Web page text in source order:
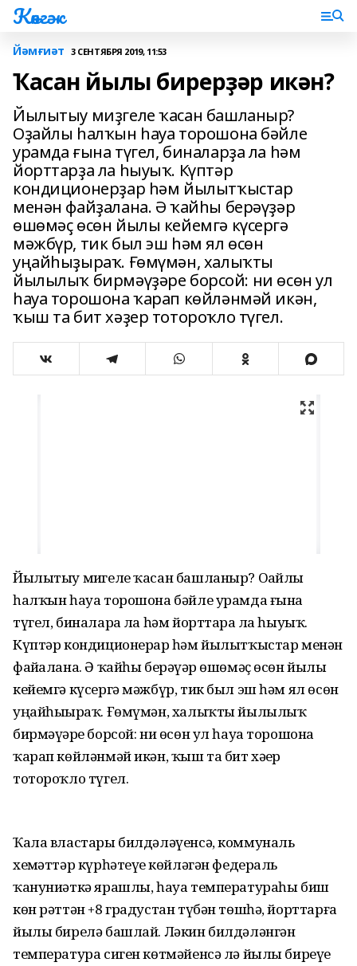
Көнгәк
Йәмғиәт 3 СЕНТЯБРЯ 2019, 11:53
Ҡасан йылы бирерҙәр икән?
Йылытыу миҙгеле ҡасан башланыр?
Оҙайлы һалҡын һауа торошона бәйле
урамда ғына түгел, биналарҙа ла һәм
йорттарҙа ла һыуыҡ. Күптәр
кондиционерҙар һәм йылытҡыстар
менән файҙалана. Ә ҡайһы берәүҙәр
өшөмәҫ өсөн йылы кейемгә күсергә
мәжбүр, тик был эш һәм ял өсөн
уңайһыҙыраҡ. Ғөмүмән, халыҡты
йылылыҡ бирмәүҙәре борсой: ни өсөн ул
һауа торошона ҡарап көйләнмәй икән,
ҡыш та бит хәҙер тотороҡло түгел.
Йылытыу миҙгеле ҡасан башланыр? Оҙайлы
һалҡын һауа торошона бәйле урамда ғына
түгел, биналарҙа ла һәм йорттарҙа ла һыуыҡ.
Күптәр кондиционерҙар һәм йылытҡыстар менән
файҙалана. Ә ҡайһы берәүҙәр өшөмәҫ өсөн йылы
кейемгә күсергә мәжбүр, тик был эш һәм ял өсөн
уңайһыҙыраҡ. Ғөмүмән, халыҡты йылылыҡ
бирмәүҙәре борсой: ни өсөн ул һауа торошона
ҡарап көйләнмәй икән, ҡыш та бит хәҙер
тотороҡло түгел.
Ҡала властары билдәләүенсә, коммуналь
хеҙмәттәр күрһәтеүҙе көйләгән федераль
ҡануниәткә ярашлы, һауа температураһы биш
көн рәттән +8 градустан түбән төшһә, йорттарға
йылы бирелә башлай. Ләкин билдәләнгән
температура сиген көтмәйенсә лә йылы биреүҙе